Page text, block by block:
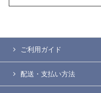
ご利用ガイド
配送・支払い方法